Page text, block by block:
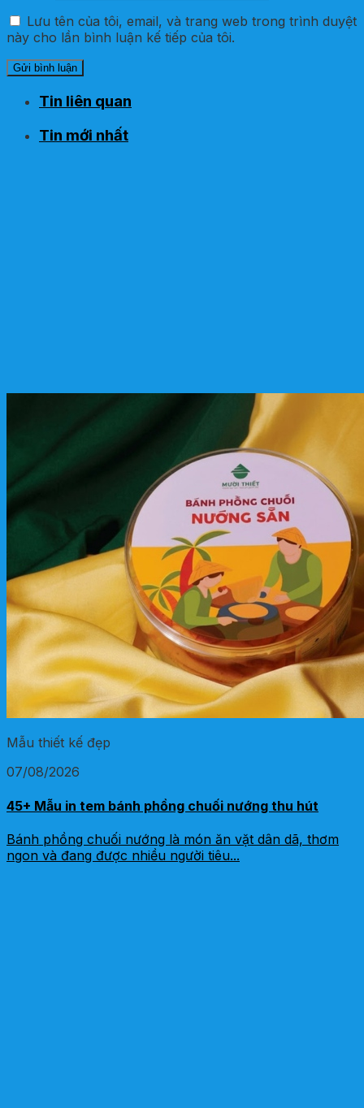
Lưu tên của tôi, email, và trang web trong trình duyệt
này cho lần bình luận kế tiếp của tôi.
Tin liên quan
Tin mới nhất
Mẫu thiết kế đẹp
07/08/2026
45+ Mẫu in tem bánh phồng chuối nướng thu hút
Bánh phồng chuối nướng là món ăn vặt dân dã, thơm
ngon và đang được nhiều người tiêu...